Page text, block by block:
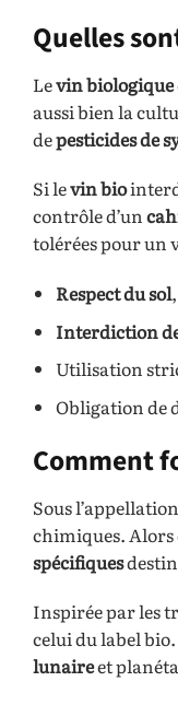
Quelles
Levin biologique
aussi bien la
depesticides de
Si levin bio
contrôle d’un
tolérées pour un
Respect du sol
Interdiction
Utilisation
Obligation de
Comment
Sous l’appellation
chimiques.
spécifiques
Inspirée par les
celui du label
lunaireet